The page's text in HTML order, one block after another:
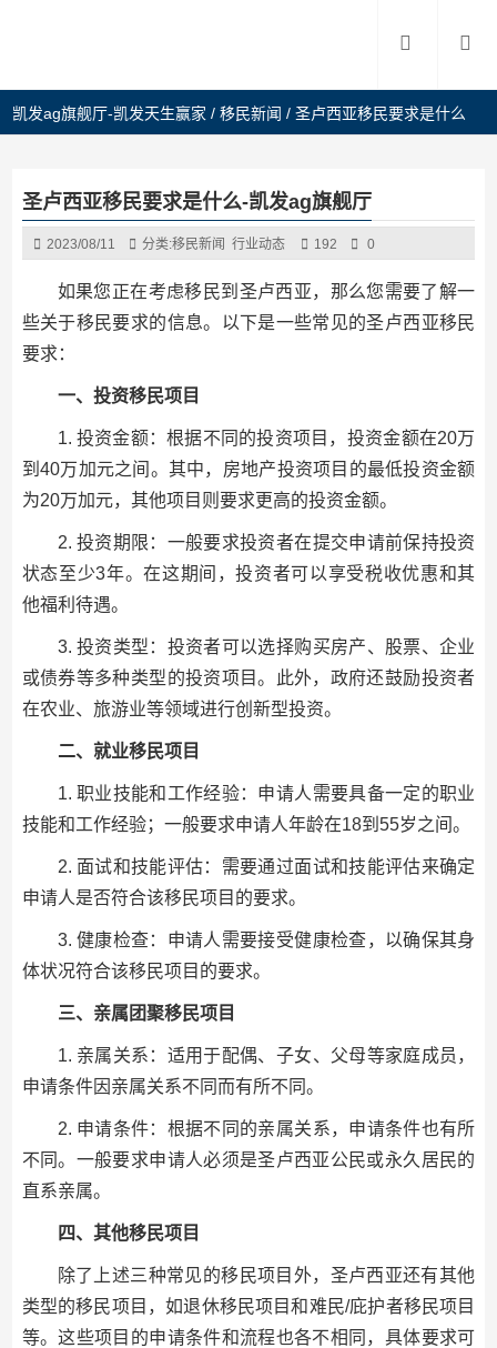
凯发ag旗舰厅-凯发天生赢家 /移民新闻 /圣卢西亚移民要求是什么
圣卢西亚移民要求是什么-凯发ag旗舰厅
2023/08/11 分类:移民新闻 行业动态 192 0
如果您正在考虑移民到圣卢西亚，那么您需要了解一
些关于移民要求的信息。以下是一些常见的圣卢西亚移民
要求：
一、投资移民项目
1. 投资金额：根据不同的投资项目，投资金额在20万
到40万加元之间。其中，房地产投资项目的最低投资金额
为20万加元，其他项目则要求更高的投资金额。
2. 投资期限：一般要求投资者在提交申请前保持投资
状态至少3年。在这期间，投资者可以享受税收优惠和其
他福利待遇。
3. 投资类型：投资者可以选择购买房产、股票、企业
或债券等多种类型的投资项目。此外，政府还鼓励投资者
在农业、旅游业等领域进行创新型投资。
二、就业移民项目
1. 职业技能和工作经验：申请人需要具备一定的职业
技能和工作经验；一般要求申请人年龄在18到55岁之间。
2. 面试和技能评估：需要通过面试和技能评估来确定
申请人是否符合该移民项目的要求。
3. 健康检查：申请人需要接受健康检查，以确保其身
体状况符合该移民项目的要求。
三、亲属团聚移民项目
1. 亲属关系：适用于配偶、子女、父母等家庭成员，
申请条件因亲属关系不同而有所不同。
2. 申请条件：根据不同的亲属关系，申请条件也有所
不同。一般要求申请人必须是圣卢西亚公民或永久居民的
直系亲属。
四、其他移民项目
除了上述三种常见的移民项目外，圣卢西亚还有其他
类型的移民项目，如退休移民项目和难民/庇护者移民项目
等。这些项目的申请条件和流程也各不相同，具体要求可